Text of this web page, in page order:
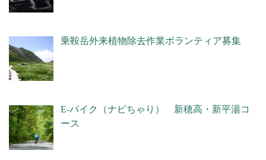
乗鞍岳外来植物除去作業ボランティア募集
E-バイク（ナビちゃり） 新穂高・新平湯コ
ース